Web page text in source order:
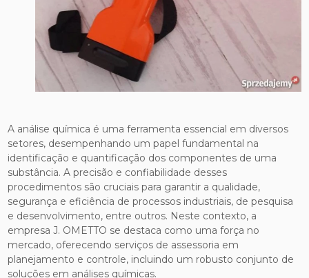
A análise química é uma ferramenta essencial em diversos
setores, desempenhando um papel fundamental na
identificação e quantificação dos componentes de uma
substância. A precisão e confiabilidade desses
procedimentos são cruciais para garantir a qualidade,
segurança e eficiência de processos industriais, de pesquisa
e desenvolvimento, entre outros. Neste contexto, a
empresa J. OMETTO se destaca como uma força no
mercado, oferecendo serviços de assessoria em
planejamento e controle, incluindo um robusto conjunto de
soluções em análises químicas.